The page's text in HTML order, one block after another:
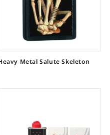
Metal Salute Skeleton